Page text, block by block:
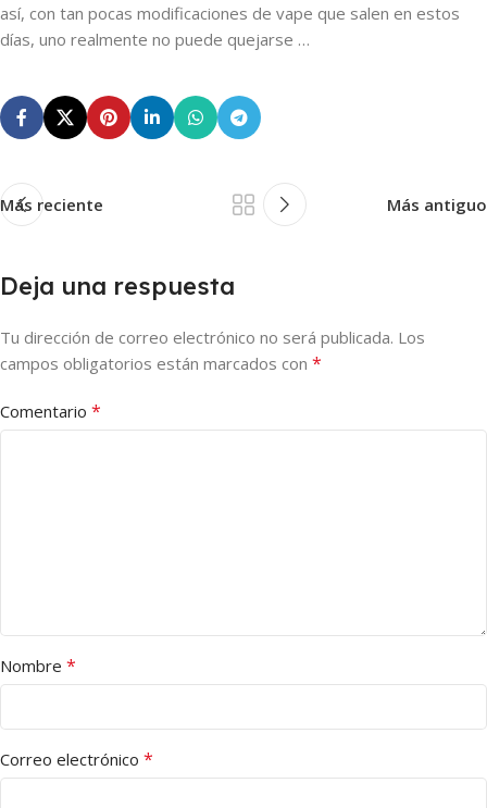
así, con tan pocas modificaciones de vape que salen en estos
días, uno realmente no puede quejarse …
Más reciente Más antiguo
Deja una respuesta
Tu dirección de correo electrónico no será publicada. Los
campos obligatorios están marcados con *
Comentario *
Nombre *
Correo electrónico *